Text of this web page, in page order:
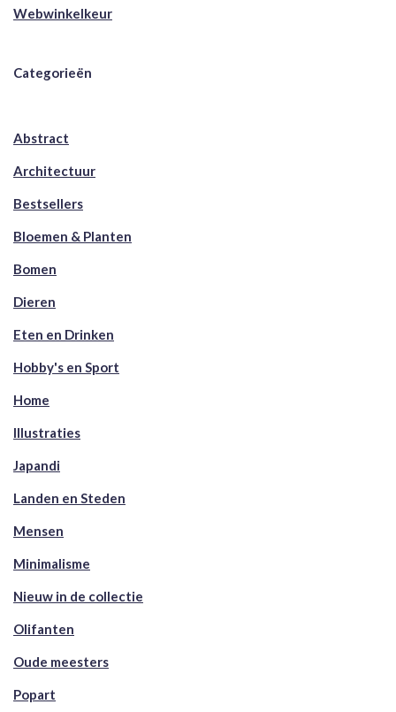
Webwinkelkeur
Categorieën
Abstract
Architectuur
Bestsellers
Bloemen & Planten
Bomen
Dieren
Eten en Drinken
Hobby's en Sport
Home
Illustraties
Japandi
Landen en Steden
Mensen
Minimalisme
Nieuw in de collectie
Olifanten
Oude meesters
Popart